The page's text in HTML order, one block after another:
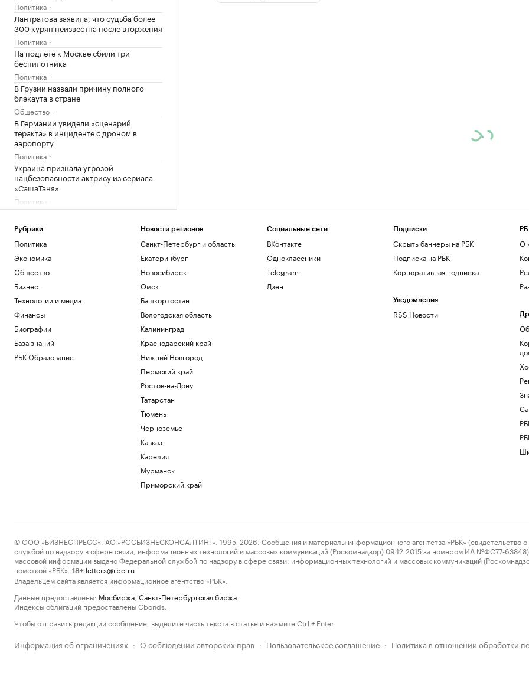
Политика
Лантратова заявила, что судьба более
300 курян неизвестна после вторжения
Политика
На подлете к Москве сбили три
беспилотника
Политика
В Грузии назвали причину полного
блэкаута в стране
Общество
В Германии увидели «сценарий
теракта» в инциденте с дроном в
аэропорту
Политика
Украина признала угрозой
нацбезопасности актрису из сериала
«СашаТаня»
Политика
Reuters раскрыл одну из крупнейших
Политика
Три российских аэропорта закрыли для
полетов
Политика
Wildberries начала подготовку к
запуску собственного мессенджера
Технологии и медиа
США потребуют от ряда иммигрантов
залоги до $250 тыс. для получения виз
Политика
Загрузить еще
Рубрики
Политика
Экономика
Общество
Бизнес
Технологии и медиа
Финансы
Биографии
База знаний
РБК Образование
Новости регионов
Санкт-Петербург и область
Екатеринбург
Новосибирск
Омск
Башкортостан
Вологодская область
Калининград
Краснодарский край
Нижний Новгород
Пермский край
Ростов-на-Дону
Татарстан
Тюмень
Черноземье
Кавказ
Карелия
Мурманск
Приморский край
Социальные сети
ВКонтакте
Одноклассники
Telegram
Дзен
Подписки
Скрыть баннеры на РБК
Подписка на РБК
Корпоративная подписка
Уведомления
RSS Новости
О
© ООО «БИЗНЕСПРЕСС», АО «РОСБИЗНЕСКОНСАЛТИНГ», 1995–2026. Сообщения и материалы информационного агентства «РБК» (свидетельство о
службой по надзору в сфере связи, информационных технологий и массовых коммуникаций (Роскомнадзор) 09.12.2015 за номером ИА №ФС77-63848)
массовой информации выдано Федеральной службой по надзору в сфере связи, информационных технологий и массовых коммуникаций
пометкой «РБК».
18+ letters@rbc.ru
Владельцем сайта является информационное агентство «РБК».
Данные предоставлены: Мосбиржа Санкт-Петербургская биржа
Индексы облигаций предоставлены Cbonds.
Чтобы отправить редакции сообщение, выделите часть текста в статье и нажмите Ctrl + Enter
Информация об ограничениях · О соблюдении авторских прав · Пользовательское соглашение · Политика в отношении обработки